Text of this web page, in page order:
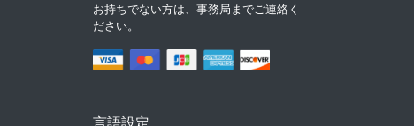
お持ちでない方は、事務局までご連絡く
ださい。
言語設定